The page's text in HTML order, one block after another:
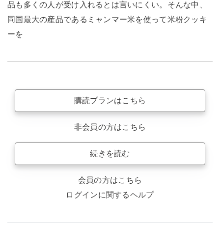
品も多くの人が受け入れるとは言いにくい。そんな中、
同国最大の産品であるミャンマー米を使って米粉クッキ
ーを
購読プランはこちら
非会員の方はこちら
続きを読む
会員の方はこちら
ログインに関するヘルプ